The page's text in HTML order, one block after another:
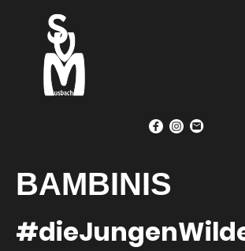
BAMBINIS